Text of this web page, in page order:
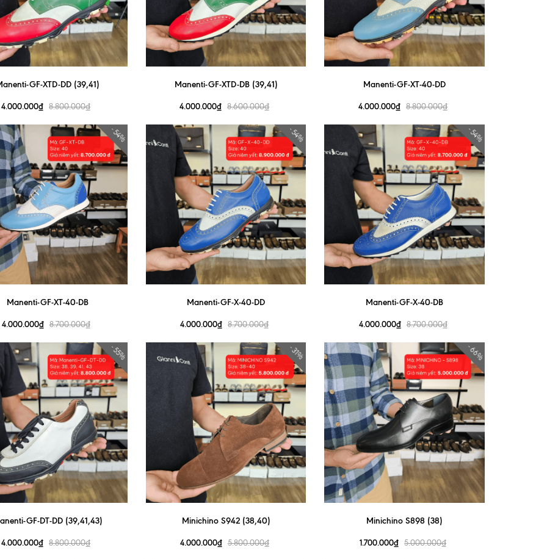
GF-XTD-DD (39,41)
4.000.000₫ 8.800.000₫
Manenti-GF-XTD-DB (39,41)
4.000.000₫ 8.600.000₫
Manenti-GF-XT-40-DD
4.000.000₫ 8.800.000₫
- 54%
Manenti-GF-XT-40-DB
4.000.000₫ 8.700.000₫
- 54%
Manenti-GF-X-40-DD
4.000.000₫ 8.700.000₫
- 54%
Manenti-GF-X-40-DB
4.000.000₫ 8.700.000₫
- 55%
GF-DT-DD (39,41,43)
4.000.000₫ 8.800.000₫
- 31%
Minichino S942 (38,40)
4.000.000₫ 5.800.000₫
- 66%
Minichino S898 (38)
1.700.000₫ 5.000.000₫